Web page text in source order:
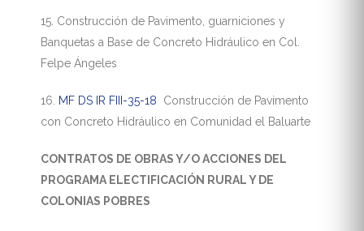
15. Construcción de Pavimento, guarniciones y
Banquetas a Base de Concreto Hidráulico en Col.
Felpe Ángeles
16. MF DS IR FIII-35-18
Construcción de Pavimento
con Concreto Hidráulico en Comunidad el Baluarte
CONTRATOS DE OBRAS Y/O ACCIONES DEL
PROGRAMA ELECTIFICACIÓN RURAL Y DE
COLONIAS POBRES